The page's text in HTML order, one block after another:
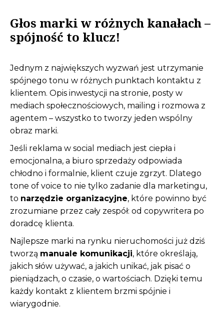
Głos marki w różnych kanałach –
spójność to klucz!
Jednym z największych wyzwań jest utrzymanie
spójnego tonu w różnych punktach kontaktu z
klientem. Opis inwestycji na stronie, posty w
mediach społecznościowych, mailing i rozmowa z
agentem – wszystko to tworzy jeden wspólny
obraz marki.
Jeśli reklama w social mediach jest ciepła i
emocjonalna, a biuro sprzedaży odpowiada
chłodno i formalnie, klient czuje zgrzyt. Dlatego
tone of voice to nie tylko zadanie dla marketingu,
to narzędzie organizacyjne, które powinno być
zrozumiane przez cały zespół: od copywritera po
doradcę klienta.
Najlepsze marki na rynku nieruchomości już dziś
tworzą manuale komunikacji, które określają,
jakich słów używać, a jakich unikać, jak pisać o
pieniądzach, o czasie, o wartościach. Dzięki temu
każdy kontakt z klientem brzmi spójnie i
wiarygodnie.